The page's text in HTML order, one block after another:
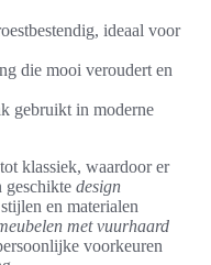
ideaal voor
die mooi veroudert en
gebruikt in moderne
klassiek, waardoor er
geschikte design
en materialen
met vuurhaard
voorkeuren